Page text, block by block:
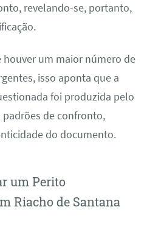
revelando-se, portanto,
houver um maior número de
isso aponta que a
foi produzida pelo
de confronto,
do documento.
um Perito
Riacho de Santana